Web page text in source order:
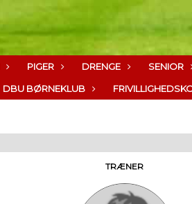
PIGER DRENGE SENIOR
DBU BØRNEKLUB
TRÆNER